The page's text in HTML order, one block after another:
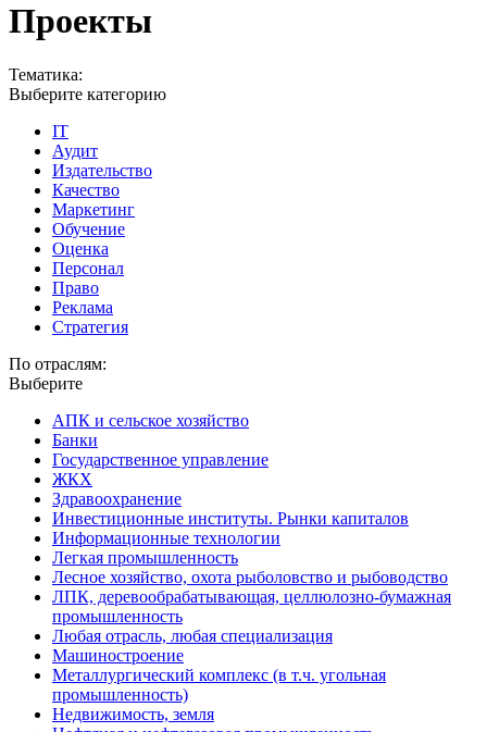
Проекты
Тематика:
Выберите категорию
IT
Аудит
Издательство
Качество
Маркетинг
Обучение
Оценка
Персонал
Право
Реклама
Стратегия
По отраслям:
Выберите
АПК и сельское хозяйство
Банки
Государственное управление
ЖКХ
Здравоохранение
Инвестиционные институты. Рынки капиталов
Информационные технологии
Легкая промышленность
Лесное хозяйство, охота рыболовство и рыбоводство
ЛПК, деревообрабатывающая, целлюлозно-бумажная
промышленность
Любая отрасль, любая специализация
Машиностроение
Металлургический комплекс (в т.ч. угольная
промышленность)
Недвижимость, земля